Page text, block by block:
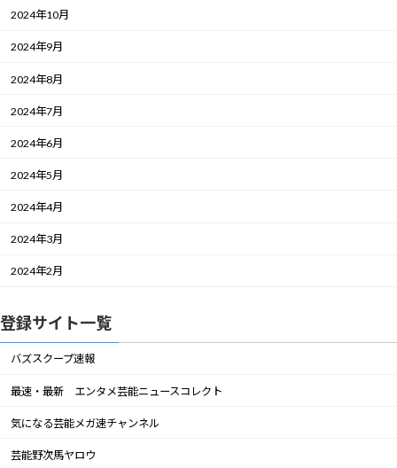
2024年10月
2024年9月
2024年8月
2024年7月
2024年6月
2024年5月
2024年4月
2024年3月
2024年2月
登録サイト一覧
バズスクープ速報
最速・最新 エンタメ芸能ニュースコレクト
気になる芸能メガ速チャンネル
芸能野次馬ヤロウ